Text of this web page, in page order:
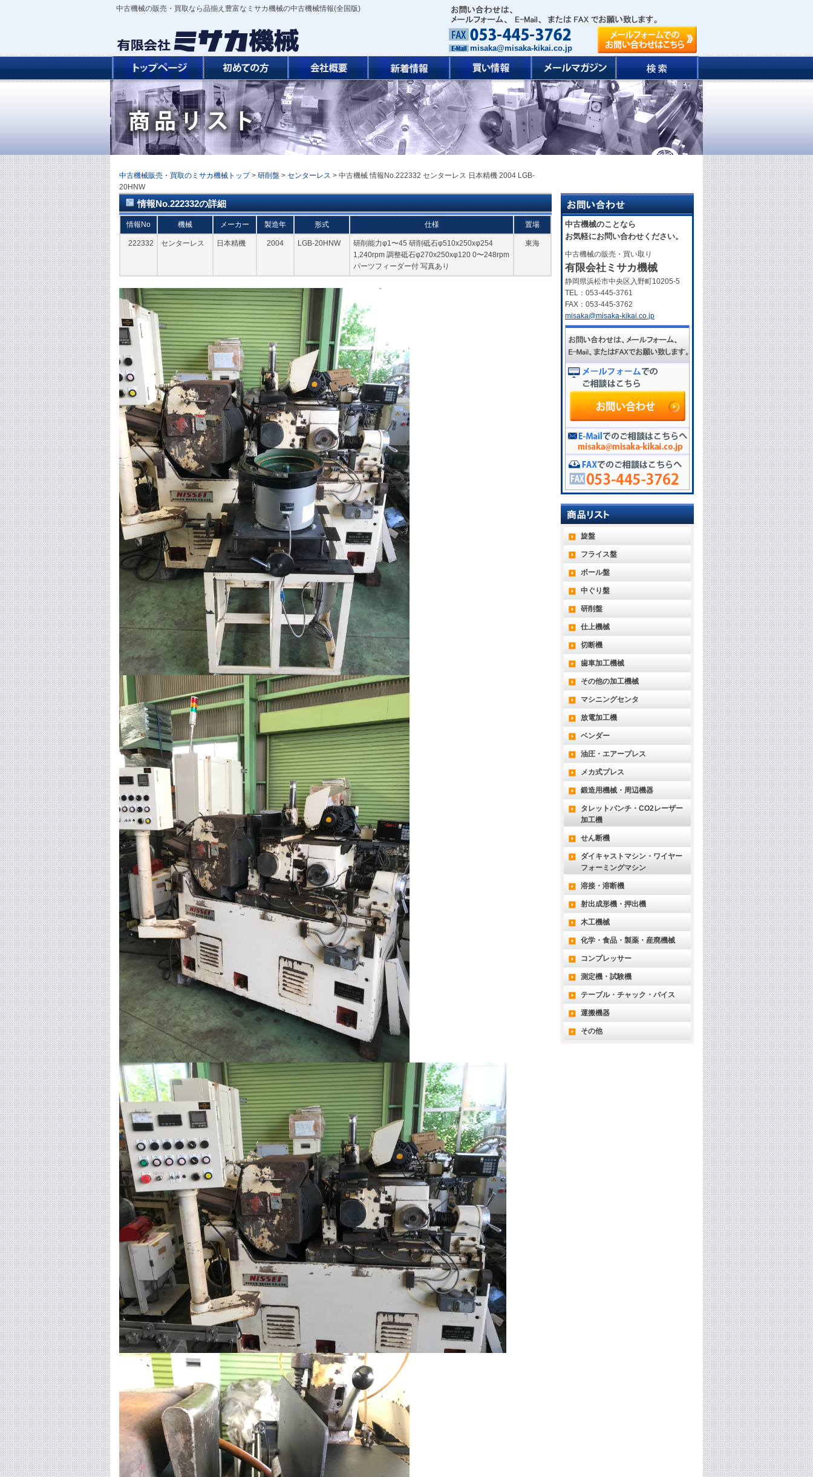
中古機械の販売・買取なら品揃え豊富なミサカ機械の中古機械情報(全国版)
misaka@misaka-kikai.co.jp
中古機械販売・買取のミサカ機械トップ > 研削盤 > センターレス > 中古機械 情報No.222332 センターレス 日本精機 2004 LGB-
20HNW
情報No.222332の詳細
情報No 機械 メーカー 製造年 形式 仕様 置場
222332 センターレス 日本精機 2004 LGB-20HNW
研削能力φ1〜45 研削砥石φ510x250xφ254
1,240rpm 調整砥石φ270x250xφ120 0〜248rpm
パーツフィーダー付 写真あり
東海
中古機械のことなら
お気軽にお問い合わせください。
中古機械の販売・買い取り
有限会社ミサカ機械
静岡県浜松市中央区入野町10205-5
TEL：053-445-3761
FAX：053-445-3762
misaka@misaka-kikai.co.jp
旋盤
フライス盤
ボール盤
中ぐり盤
研削盤
仕上機械
切断機
歯車加工機械
その他の加工機械
マシニングセンタ
放電加工機
ベンダー
油圧・エアープレス
メカ式プレス
鍛造用機械・周辺機器
タレットパンチ・CO2レーザー
加工機
せん断機
ダイキャストマシン・ワイヤー
フォーミングマシン
溶接・溶断機
射出成形機・押出機
木工機械
化学・食品・製薬・産廃機械
コンプレッサー
測定機・試験機
テーブル・チャック・バイス
運搬機器
その他